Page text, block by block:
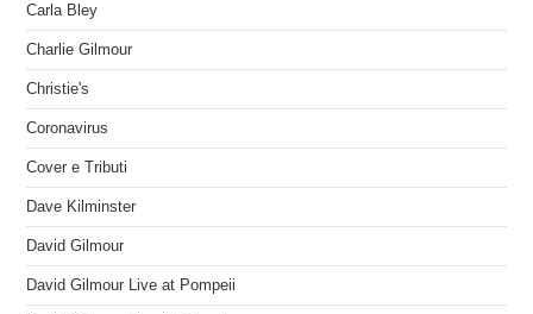
Carla Bley
Charlie Gilmour
Christie's
Coronavirus
Cover e Tributi
Dave Kilminster
David Gilmour
David Gilmour Live at Pompeii